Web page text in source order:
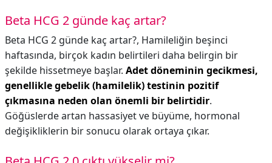
Beta HCG 2 günde kaç artar?
Beta HCG 2 günde kaç artar?, Hamileliğin beşinci
haftasında, birçok kadın belirtileri daha belirgin bir
şekilde hissetmeye başlar. Adet döneminin gecikmesi,
genellikle gebelik (hamilelik) testinin pozitif
çıkmasına neden olan önemli bir belirtidir.
Göğüslerde artan hassasiyet ve büyüme, hormonal
değişikliklerin bir sonucu olarak ortaya çıkar.